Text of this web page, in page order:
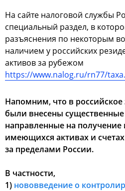
На сайте налоговой службы
специальный раздел, в
разъяснения по некоторым
наличием у российских
активов за рубежом
https://www.nalog.ru/rn77/
Напомним, что в российское
были внесены
направленные на
имеющихся активах и
за пределами России.
В частности,
1) нововведение о